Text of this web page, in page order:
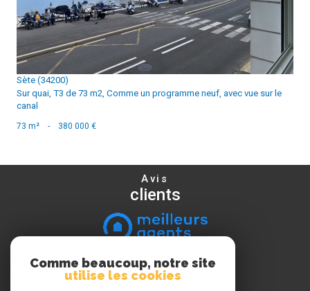
Sète (34200)
Sur quai, T3 de 73 m2, Comme un programme neuf, avec vue sur le
canal
73 m² - 380 000 €
Avis
clients
Nous
suivre
Comme beaucoup, notre site
utilise les cookies